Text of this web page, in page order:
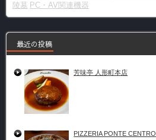
陵墓 PC・AV関連機器
最近の投稿
芳味亭 人形町本店
PIZZERIA PONTE CENTRO